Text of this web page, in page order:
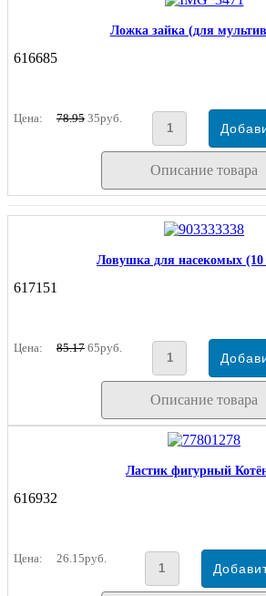
Ложка зайка (для
616685
Цена: 78.95 35руб.
Описание товара
Ловушка для насекомых (10
617151
Цена: 85.17 65руб.
Описание товара
Ластик фигурный
616932
Цена: 26.15руб.